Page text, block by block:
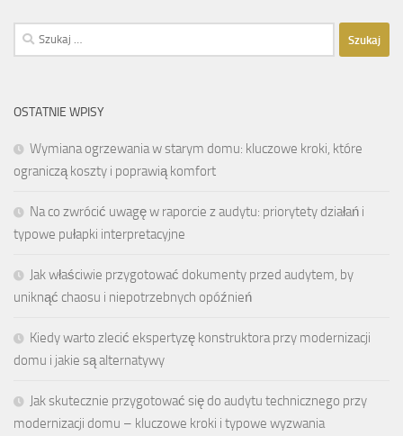
Szukaj:
OSTATNIE WPISY
Wymiana ogrzewania w starym domu: kluczowe kroki, które
ograniczą koszty i poprawią komfort
Na co zwrócić uwagę w raporcie z audytu: priorytety działań i
typowe pułapki interpretacyjne
Jak właściwie przygotować dokumenty przed audytem, by
uniknąć chaosu i niepotrzebnych opóźnień
Kiedy warto zlecić ekspertyzę konstruktora przy modernizacji
domu i jakie są alternatywy
Jak skutecznie przygotować się do audytu technicznego przy
modernizacji domu – kluczowe kroki i typowe wyzwania